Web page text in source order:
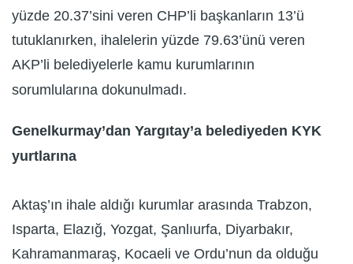
yüzde 20.37’sini veren CHP’li başkanların 13’ü
tutuklanırken, ihalelerin yüzde 79.63’ünü veren
AKP’li belediyelerle kamu kurumlarının
sorumlularına dokunulmadı.
Genelkurmay’dan Yargıtay’a belediyeden KYK
yurtlarına
Aktaş’ın ihale aldığı kurumlar arasında Trabzon,
Isparta, Elazığ, Yozgat, Şanlıurfa, Diyarbakır,
Kahramanmaraş, Kocaeli ve Ordu’nun da olduğu